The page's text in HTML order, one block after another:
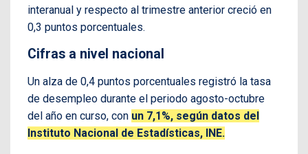
interanual y respecto al trimestre anterior creció en
0,3 puntos porcentuales.
Cifras a nivel nacional
Un alza de 0,4 puntos porcentuales registró la tasa
de desempleo durante el periodo agosto-octubre
del año en curso, con un 7,1%, según datos del
Instituto Nacional de Estadísticas, INE.